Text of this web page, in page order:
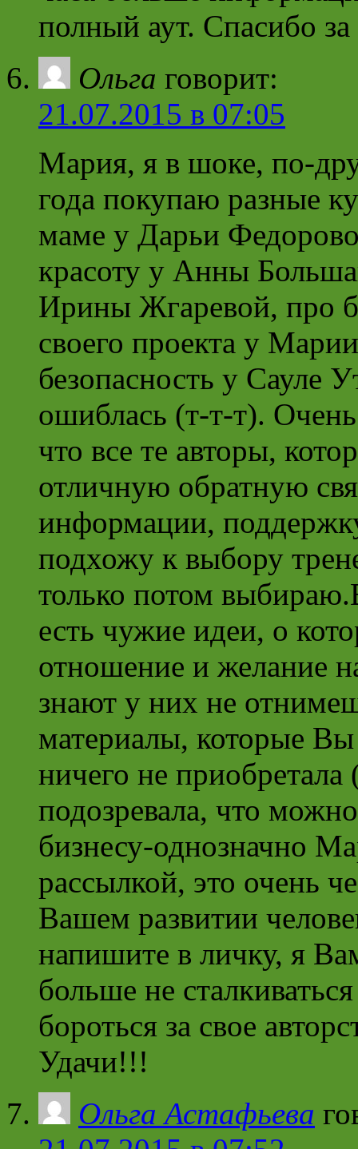
полный аут. Спасибо
Ольга говорит:
21.07.2015 в 07:05
Мария, я в шоке, по-
года покупаю разные
маме у Дарьи
красоту у Анны
Ирины Жгаревой, про
своего проекта у
безопасность у Сауле
ошиблась (т-т-т).
что все те авторы,
отличную обратную
информации,
подхожу к выбору
только потом
есть чужие идеи, о
отношение и желание
знают у них не
материалы, которые
ничего не
подозревала, что
бизнесу-однозначно
рассылкой, это очень
Вашем развитии
напишите в личку, я
больше не
бороться за свое
Удачи!!!
Ольга Астафьева